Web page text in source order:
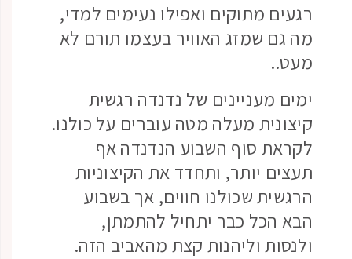
רגעים מתוקים ואפילו נעימים למדי,
מה גם שמזג האוויר בעצמו תורם לא
מעט..
ימים מעניינים של נדנדה רגשית
קיצונית מעלה מטה עוברים על כולנו.
לקראת סוף השבוע הנדנדה אף
תעצים יותר, ותחדד את הקיצוניות
הרגשית שכולנו חווים, אך בשבוע
הבא הכל כבר יתחיל להתמתן,
ולנסות וליהנות קצת מהאביב הזה.